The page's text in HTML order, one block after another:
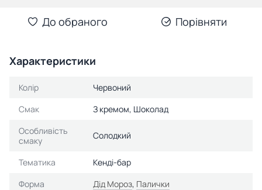
До обраного Порівняти
Характеристики
Колір
Червоний
Смак
З кремом, Шоколад
Особливість
смаку
Солодкий
Тематика
Кенді-бар
Форма
Дід Мороз, Палички